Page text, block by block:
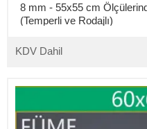
8 mm - 55x55 cm
(Temperli ve Rodajlı)
KDV Dahil